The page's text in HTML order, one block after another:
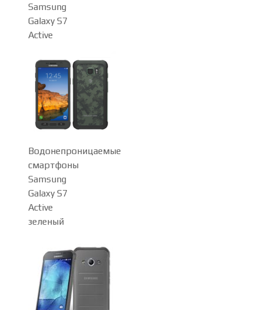
Samsung
Galaxy S7
Active
Водонепроницаемые
смартфоны
Samsung
Galaxy S7
Active
зеленый